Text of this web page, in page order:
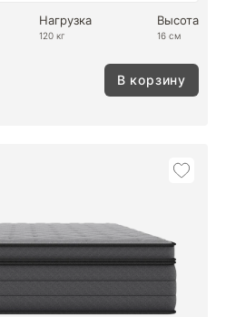
Нагрузка
120 кг
Высота
16 см
В корзину